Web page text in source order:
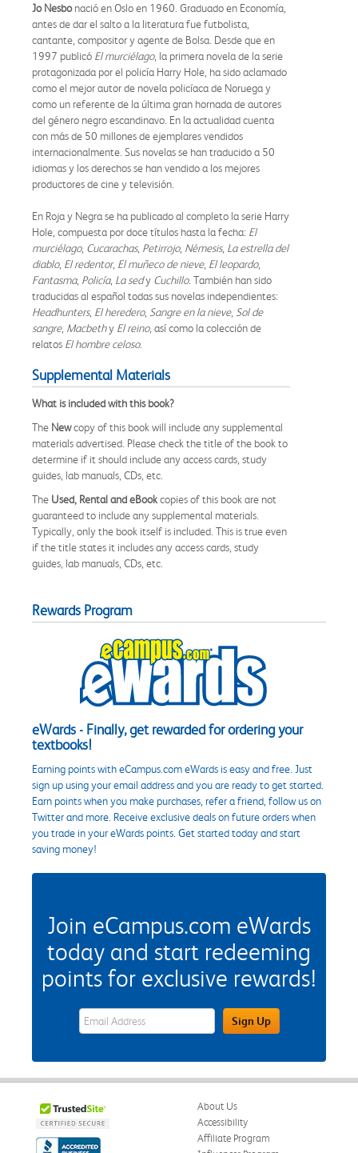
Jo Nesbonació en Oslo en 1960. Graduado en Economía,
antes de dar el salto a la literatura fue futbolista,
cantante, compositor y agente de Bolsa. Desde que en
1997 publicó El murciélago, la primera novela de la serie
protagonizada por el policía Harry Hole, ha sido aclamado
como el mejor autor de novela policíaca de Noruega y
como un referente de la última gran hornada de autores
del género negro escandinavo. En la actualidad cuenta
con más de 50 millones de ejemplares vendidos
internacionalmente. Sus novelas se han traducido a 50
idiomas y los derechos se han vendido a los mejores
productores de cine y televisión.
En Roja y Negra se ha publicado al completo la serie Harry
Hole, compuesta por doce títulos hasta la fecha: El
murciélago, Cucarachas, Petirrojo, Némesis, La estrella del
diablo, El redentor, El muñeco de nieve, El leopardo,
Fantasma, Policía, La sedy Cuchillo. También han sido
traducidas al español todas sus novelas independientes:
Headhunters, El heredero, Sangre en la nieve, Sol de
sangre, Macbethy El reino, así como la colección de
relatos El hombre celoso.
Supplemental Materials
What is included with this book?
The Newcopy of this book will include any supplemental
materials advertised. Please check the title of the book to
determine if it should include any access cards, study
guides, lab manuals, CDs, etc.
The Used, Rental and eBookcopies of this book are not
guaranteed to include any supplemental materials.
Typically, only the book itself is included. This is true even
if the title states it includes any access cards, study
guides, lab manuals, CDs, etc.
Rewards Program
eWards - Finally, get rewarded for ordering your
textbooks!
Earning points with eCampus.com eWards is easy and free. Just
sign up using your email address and you are ready to get started.
Earn points when you make purchases, refer a friend, follow us on
Twitter and more. Receive exclusive deals on future orders when
you trade in your eWards points. Get started today and start
saving money!
Join eCampus.com eWards
today and start redeeming
points for exclusive rewards!
eWards Sign Up Email Address FieldSign Up
About Us
Accessibility
Affiliate Program